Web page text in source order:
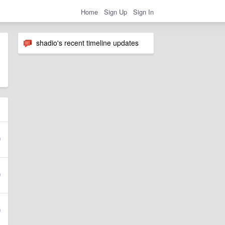
Home Sign Up Sign In
shadio's recent timeline updates